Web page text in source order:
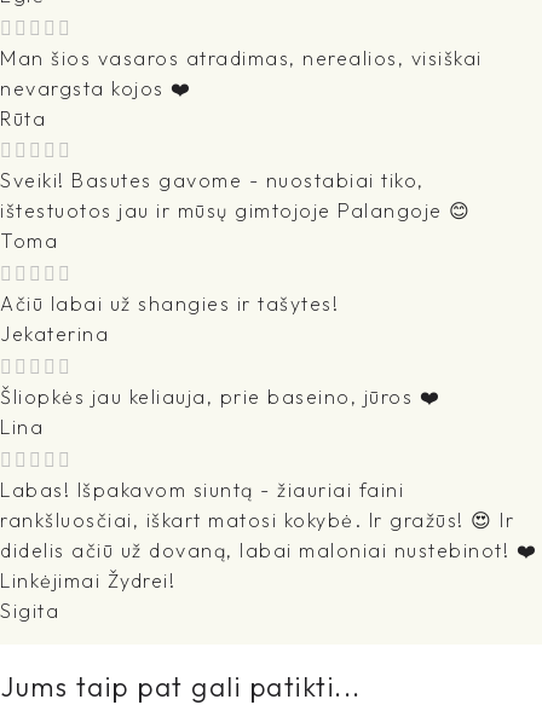
Man šios vasaros atradimas, nerealios, visiškai
nevargsta kojos ❤️
Rūta
Sveiki! Basutes gavome - nuostabiai tiko,
ištestuotos jau ir mūsų gimtojoje Palangoje 😊
Toma
Ačiū labai už shangies ir tašytes!
Jekaterina
Šliopkės jau keliauja, prie baseino, jūros ❤️
Lina
Labas! Išpakavom siuntą - žiauriai faini
rankšluosčiai, iškart matosi kokybė. Ir gražūs! 😍 Ir
didelis ačiū už dovaną, labai maloniai nustebinot! ❤️
Linkėjimai Žydrei!
Sigita
Jums taip pat gali patikti...